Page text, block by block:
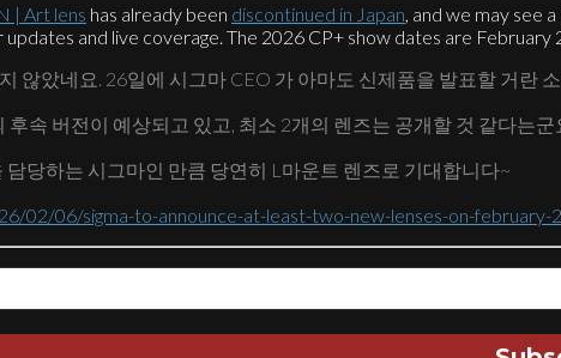
| Art lens has already been discontinued in Japan, and we may see
and live coverage. The 2026 CP+ show dates are
않았네요. 26일에 시그마 CEO 가 아마도 신제품을 발표할 거란
후속 버전이 예상되고 있고, 최소 2개의 렌즈는 공개할 것 같다는군
담당하는 시그마인 만큼 당연히 L마운트 렌즈로 기대합니다~
02/06/sigma-to-announce-at-least-two-new-lenses-on-